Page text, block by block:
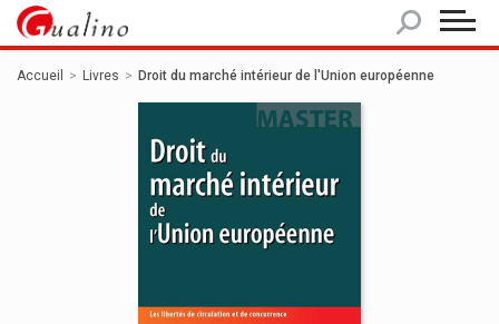
Accueil Livres Droit du marché intérieur de l'Union européenne
Panneau de gestion des cookies